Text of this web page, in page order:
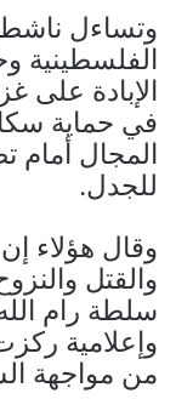
وتساءل
الفلسطينية
الإبادة على
في حماية
المجال أمام
للجدل.
وقال هؤلاء
والقتل
سلطة رام
وإعلامية
من مواجهة